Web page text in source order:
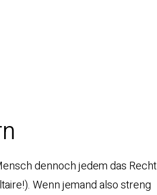
dennoch jedem das Recht
Wenn jemand also streng